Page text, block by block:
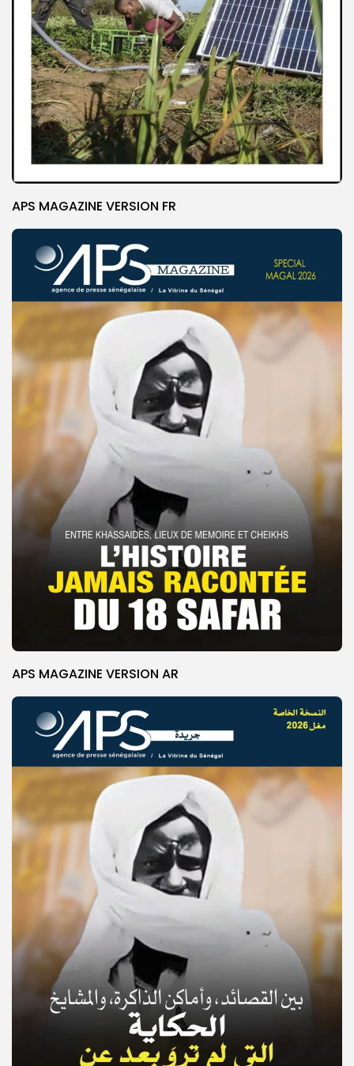
© Copyright 2025, APS
APS MAGAZINE VERSION FR
APS MAGAZINE VERSION AR